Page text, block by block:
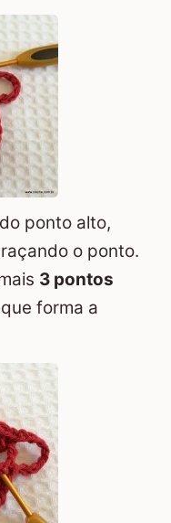
ponto alto,
o ponto.
3 pontos
forma a